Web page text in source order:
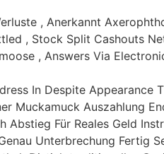
, Anerkannt
, Stock Split Cashouts
, Answers Via
In Despite Appearance
Muckamuck Auszahlung
Für Reales Geld
Unterbrechung Fertig